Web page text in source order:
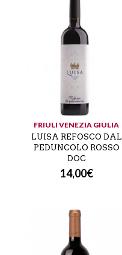
FRIULI VENEZIA GIULIA
LUISA REFOSCO DAL
PEDUNCOLO ROSSO
DOC
14,00€